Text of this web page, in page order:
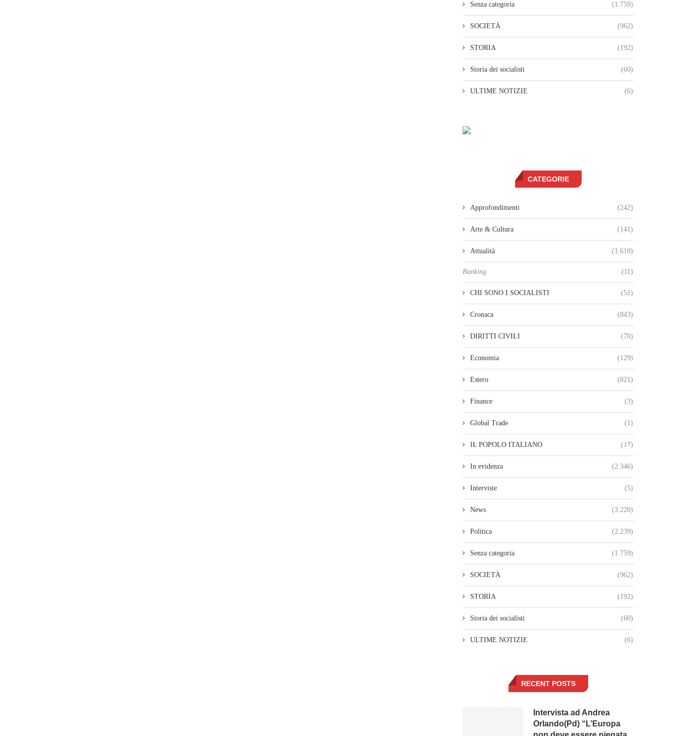
Senza categoria (1.759)
SOCIETÀ (962)
STORIA (192)
Storia dei socialisti (60)
ULTIME NOTIZIE (6)
CATEGORIE
Approfondimenti (242)
Arte & Cultura (141)
Attualità (1.610)
Banking (11)
CHI SONO I SOCIALISTI (51)
Cronaca (843)
DIRITTI CIVILI (70)
Economia (129)
Estero (821)
Finance (3)
Global Trade (1)
IL POPOLO ITALIANO (17)
In evidenza (2.346)
Interviste (5)
News (3.220)
Politica (2.239)
Senza categoria (1.759)
SOCIETÀ (962)
STORIA (192)
Storia dei socialisti (60)
ULTIME NOTIZIE (6)
RECENT POSTS
Intervista ad Andrea
Orlando(Pd) “L’Europa